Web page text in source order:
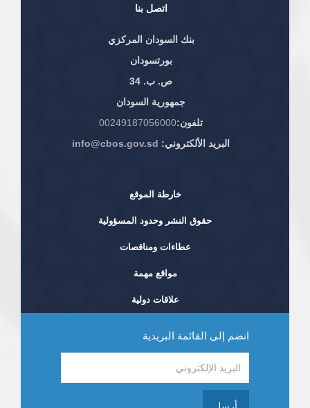
اتصل بنا
بنك السودان المركزي
بورتسودان
ص. ب. 34
جمهورية السودان
تلفون:00249187056000
البريد الألكتروني: info@cbos.gov.sd
خارطة الموقع
حقوق النشر وحدود المسؤولية
عطاءات ومناقصات
مواقع مهمة
علاقات دولية
انضم إلى القائمة البريدية
أرسل